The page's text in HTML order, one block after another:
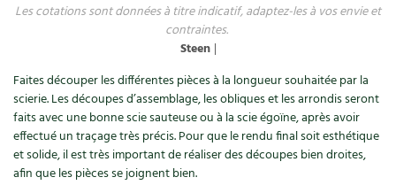
Actions pour la planète
Les 4 saisons
Archives
Carnets de saison
Les cotations sont données à titre indicatif, adaptez-les à vos envie et
contraintes.
Steen |
Faites découper les différentes pièces à la longueur souhaitée par la
scierie. Les découpes d’assemblage, les obliques et les arrondis seront
faits avec une bonne scie sauteuse ou à la scie égoïne, après avoir
effectué un traçage très précis. Pour que le rendu final soit esthétique
et solide, il est très important de réaliser des découpes bien droites,
afin que les pièces se joignent bien.